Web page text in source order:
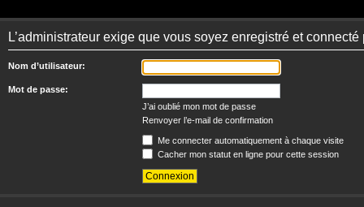
L’administrateur exige que vous soyez enregistré et
Nom d’utilisateur:
Mot de passe:
J’ai oublié mon mot de passe
Renvoyer l’e-mail de confirmation
Me connecter automatiquement à chaque visite
Cacher mon statut en ligne pour cette session